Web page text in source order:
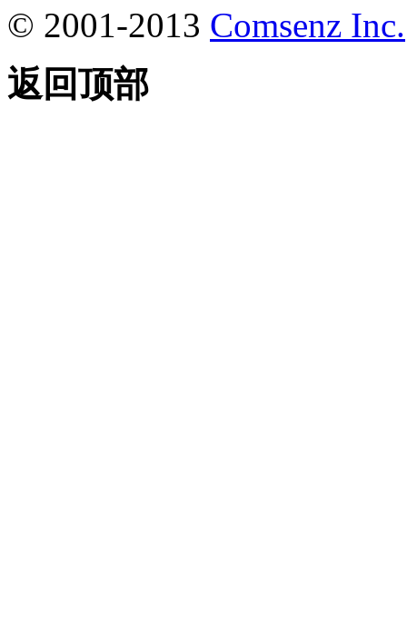
© 2001-2013 Comsenz Inc.
返回顶部